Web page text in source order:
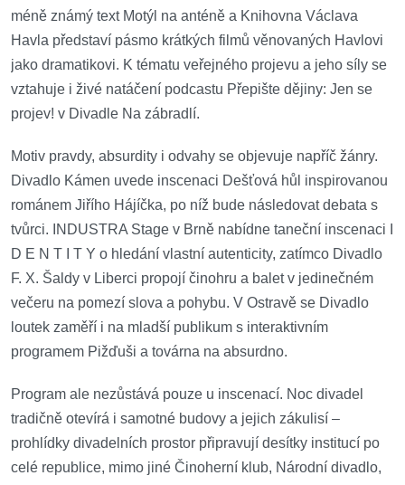
méně známý text Motýl na anténě a Knihovna Václava
Havla představí pásmo krátkých filmů věnovaných Havlovi
jako dramatikovi. K tématu veřejného projevu a jeho síly se
vztahuje i živé natáčení podcastu Přepište dějiny: Jen se
projev! v Divadle Na zábradlí.
Motiv pravdy, absurdity i odvahy se objevuje napříč žánry.
Divadlo Kámen uvede inscenaci Dešťová hůl inspirovanou
románem Jiřího Hájíčka, po níž bude následovat debata s
tvůrci. INDUSTRA Stage v Brně nabídne taneční inscenaci I
D E N T I T Y o hledání vlastní autenticity, zatímco Divadlo
F. X. Šaldy v Liberci propojí činohru a balet v jedinečném
večeru na pomezí slova a pohybu. V Ostravě se Divadlo
loutek zaměří i na mladší publikum s interaktivním
programem Pižďuši a továrna na absurdno.
Program ale nezůstává pouze u inscenací. Noc divadel
tradičně otevírá i samotné budovy a jejich zákulisí –
prohlídky divadelních prostor připravují desítky institucí po
celé republice, mimo jiné Činoherní klub, Národní divadlo,